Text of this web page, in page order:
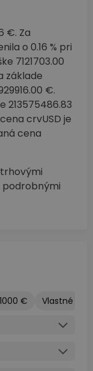
€. Za
o 0.16 % pri
7121703.00
základe
€.
213575486.83
crvUSD je
cena
podrobnými
1000 €
Vlastné